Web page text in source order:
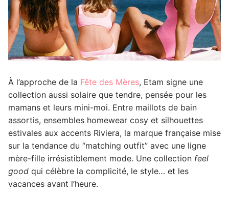
À l’approche de la Fête des Mères, Etam signe une
collection aussi solaire que tendre, pensée pour les
mamans et leurs mini-moi. Entre maillots de bain
assortis, ensembles homewear cosy et silhouettes
estivales aux accents Riviera, la marque française mise
sur la tendance du “matching outfit” avec une ligne
mère-fille irrésistiblement mode. Une collection feel
good qui célèbre la complicité, le style… et les
vacances avant l’heure.